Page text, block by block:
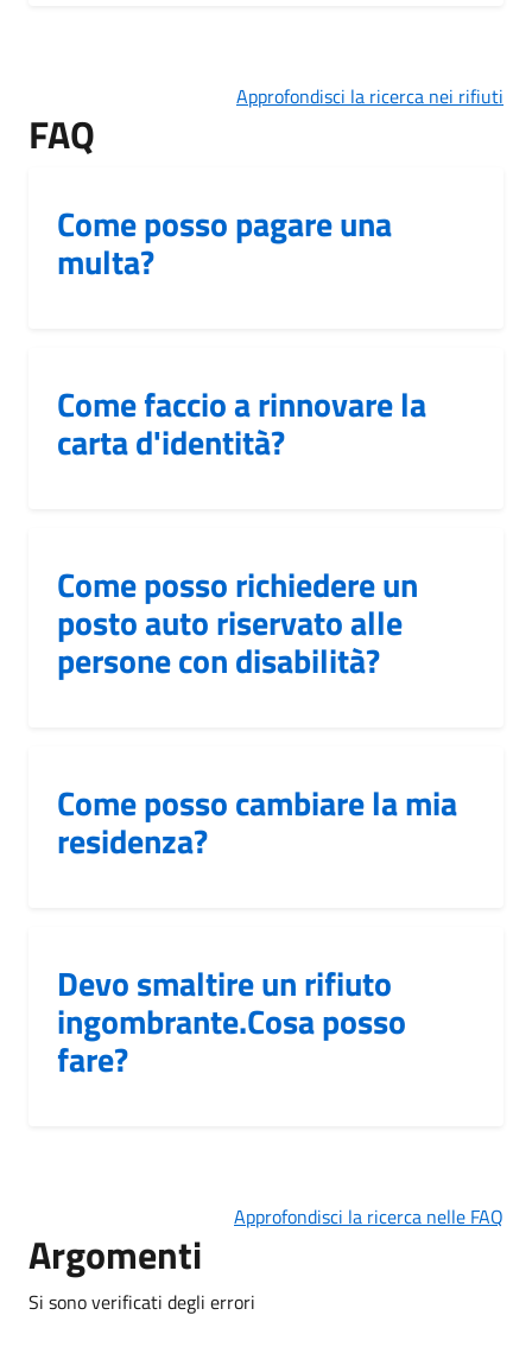
Approfondisci la ricerca nei rifiuti
FAQ
Come posso pagare una
multa?
Come faccio a rinnovare la
carta d'identità?
Come posso richiedere un
posto auto riservato alle
persone con disabilità?
Come posso cambiare la mia
residenza?
Devo smaltire un rifiuto
ingombrante.Cosa posso
fare?
Approfondisci la ricerca nelle FAQ
Argomenti
Si sono verificati degli errori